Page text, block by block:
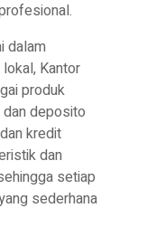
dalam
Kantor
produk
dan deposito
kredit
dan
setiap
sederhana